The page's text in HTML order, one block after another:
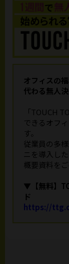
オフィスの
代わる無人
「TOUCH
できるオフ
す。
従業員の多
ニを導入し
概要資料を
▼【無料】
ド
https://